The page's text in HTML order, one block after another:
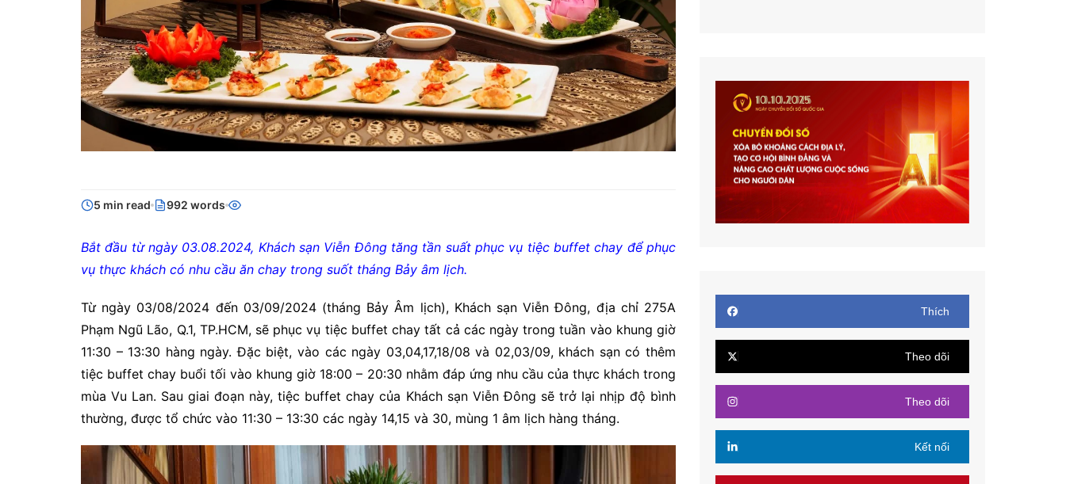
5 min read 992 words
Bắt đầu từ ngày 03.08.2024, Khách sạn Viễn Đông tăng tần suất phục vụ tiệc buffet chay để phục
vụ thực khách có nhu cầu ăn chay trong suốt tháng Bảy âm lịch.
Từ ngày 03/08/2024 đến 03/09/2024 (tháng Bảy Âm lịch), Khách sạn Viễn Đông, địa chỉ 275A
Phạm Ngũ Lão, Q.1, TP.HCM, sẽ phục vụ tiệc buffet chay tất cả các ngày trong tuần vào khung giờ
11:30 – 13:30 hàng ngày. Đặc biệt, vào các ngày 03,04,17,18/08 và 02,03/09, khách sạn có thêm
tiệc buffet chay buổi tối vào khung giờ 18:00 – 20:30 nhằm đáp ứng nhu cầu của thực khách trong
mùa Vu Lan. Sau giai đoạn này, tiệc buffet chay của Khách sạn Viễn Đông sẽ trở lại nhịp độ bình
thường, được tổ chức vào 11:30 – 13:30 các ngày 14,15 và 30, mùng 1 âm lịch hàng tháng.
Thích
Theo dõi
Theo dõi
Kết nối